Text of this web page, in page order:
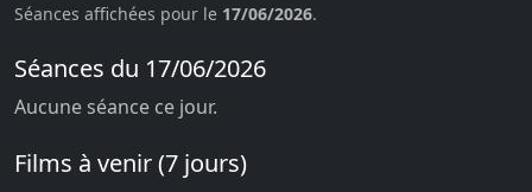
Séances affichées pour le 17/06/2026.
Séances du 17/06/2026
Aucune séance ce jour.
Films à venir (7 jours)